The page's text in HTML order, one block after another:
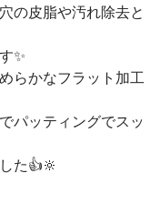
の皮脂や汚れ除去と
✨
らかなフラット加工
パッティングでスッ
た👍🔆